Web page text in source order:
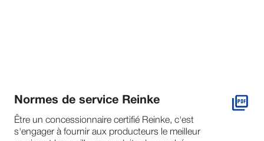
Normes de service Reinke
Être un concessionnaire certifié Reinke, c'est
s'engager à fournir aux producteurs le meilleur